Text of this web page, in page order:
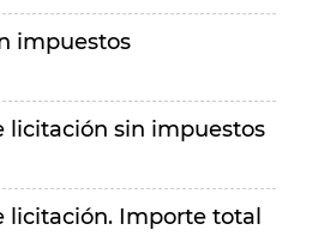
impuestos
licitación sin impuestos
licitación. Importe total